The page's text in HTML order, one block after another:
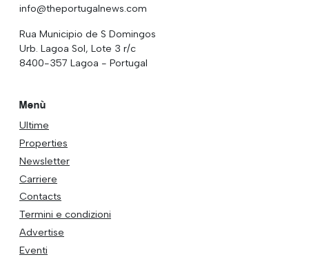
info@theportugalnews.com
Rua Municipio de S Domingos
Urb. Lagoa Sol, Lote 3 r/c
8400-357 Lagoa - Portugal
Menù
Ultime
Properties
Newsletter
Carriere
Contacts
Termini e condizioni
Advertise
Eventi